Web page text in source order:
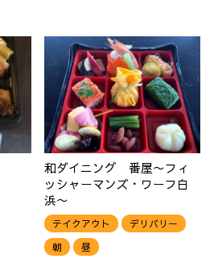
和ダイニング 番屋〜フィ
ッシャーマンズ・ワーフ白
浜〜
テイクアウト
デリバリー
朝
昼